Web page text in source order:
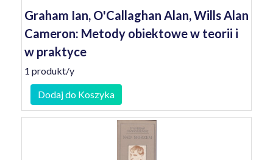
Graham Ian, O'Callaghan Alan, Wills Alan
Cameron: Metody obiektowe w teorii i
w praktyce
1 produkt/y
Dodaj do Koszyka